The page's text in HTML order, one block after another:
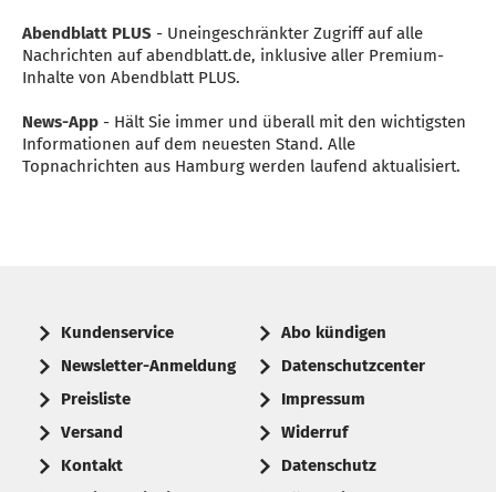
Abendblatt PLUS - Uneingeschränkter Zugriff auf alle
Nachrichten auf abendblatt.de, inklusive aller Premium-
Inhalte von Abendblatt PLUS.
News-App - Hält Sie immer und überall mit den wichtigsten
Informationen auf dem neuesten Stand. Alle
Topnachrichten aus Hamburg werden laufend aktualisiert.
Kundenservice
Newsletter-Anmeldung
Preisliste
Versand
Kontakt
Abo kündigen
Datenschutzcenter
Impressum
Widerruf
Datenschutz